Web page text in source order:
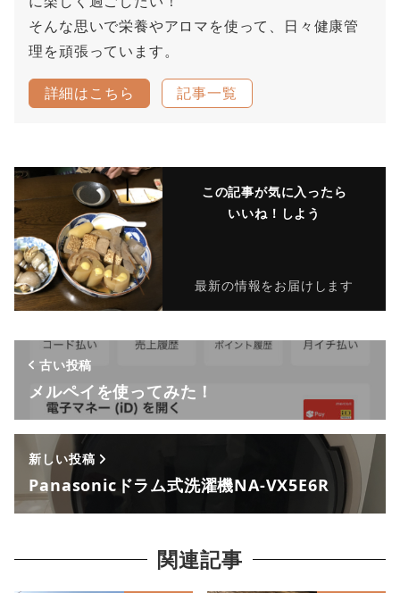
そんな思いで栄養やアロマを使って、日々健康管
理を頑張っています。
詳細はこちら 記事一覧
この記事が気に入ったら
いいね！しよう
最新の情報をお届けします
古い投稿
メルペイを使ってみた！
新しい投稿
Panasonicドラム式洗濯機NA-VX5E6R
関連記事